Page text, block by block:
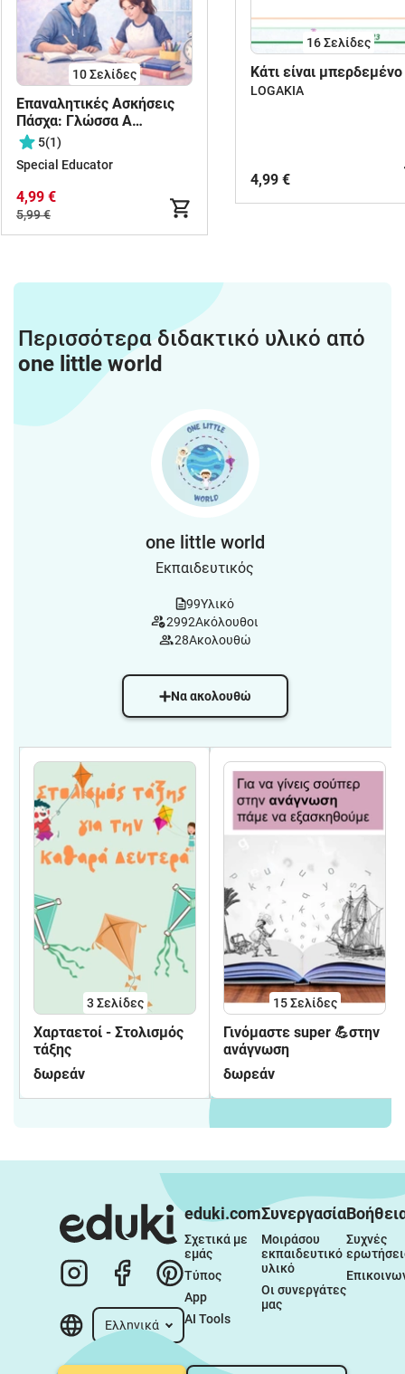
10Σελίδες
Επαναλητικές Ασκήσεις
Πάσχα: Γλώσσα Α
Γυμνασίου
5(1)
Special Educator
4,99 €
5,99 €
16Σελίδες
Κάτι είναι μπερδεμένο
LOGAKIA
4,99 €
Περισσότερα διδακτικό υλικό από
one little world
one little world
Εκπαιδευτικός
99Υλικό
2992Ακόλουθοι
28Ακολουθώ
Να ακολουθώ
3 Σελίδες
Χαρταετοί - Στολισμός
τάξης
δωρεάν
15Σελίδες
Γινόμαστε super 💪στην
ανάγνωση
δωρεάν
Ελληνικά
eduki.com
Σχετικά με
εμάς
Τύπος
App
AI Tools
Συνεργασία
Μοιράσου
εκπαιδευτικό
υλικό
Οι συνεργάτες
μας
Συχνές